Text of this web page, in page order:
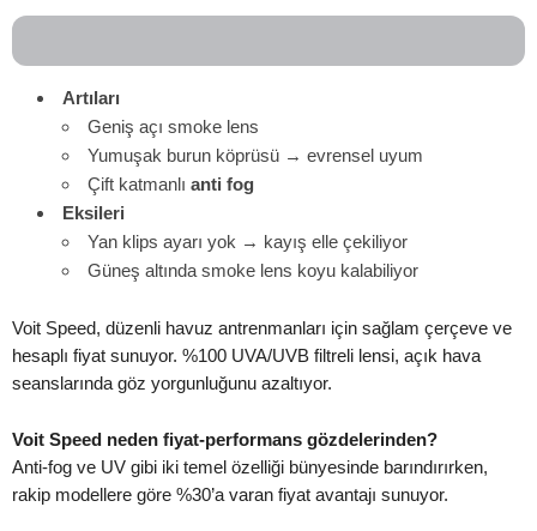
Artıları
Geniş açı smoke lens
Yumuşak burun köprüsü → evrensel uyum
Çift katmanlı anti fog
Eksileri
Yan klips ayarı yok → kayış elle çekiliyor
Güneş altında smoke lens koyu kalabiliyor
Voit Speed, düzenli havuz antrenmanları için sağlam çerçeve ve
hesaplı fiyat sunuyor. %100 UVA/UVB filtreli lensi, açık hava
seanslarında göz yorgunluğunu azaltıyor.
Voit Speed neden fiyat-performans gözdelerinden?
Anti-fog ve UV gibi iki temel özelliği bünyesinde barındırırken,
rakip modellere göre %30’a varan fiyat avantajı sunuyor.